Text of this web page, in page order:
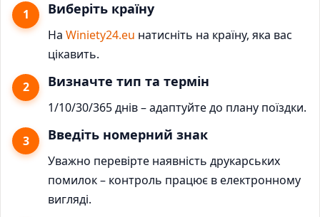
Виберіть країну
На Winiety24.eu натисніть на країну, яка вас
цікавить.
Визначте тип та термін
1/10/30/365 днів – адаптуйте до плану поїздки.
Введіть номерний знак
Уважно перевірте наявність друкарських
помилок – контроль працює в електронному
вигляді.